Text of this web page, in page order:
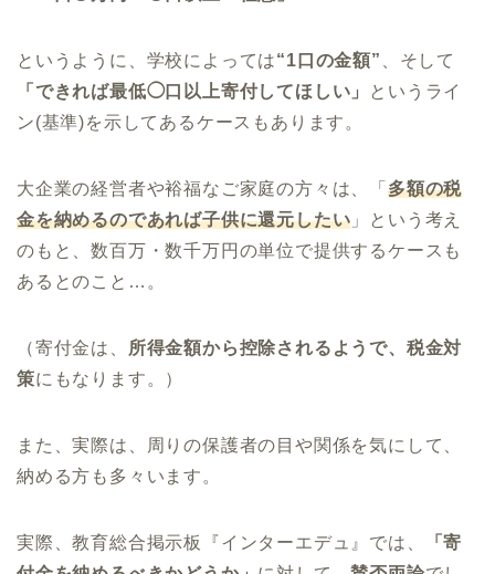
というように、学校によっては“1口の金額”
、そして
「できれば最低◯口以上寄付してほしい」
というライ
ン(基準)を示してあるケースもあります。
大企業の経営者や裕福なご家庭の方々は、「 多額の税
金を納めるのであれば子供に還元したい 」という考え
のもと、数百万・数千万円の単位で提供するケースも
あるとのこと…。
（寄付金は、
所得金額から控除されるようで、税金対
策にもなります。）
また、実際は、周りの保護者の目や関係を気にして、
納める方も多々います。
実際、教育総合掲示板『インターエデュ』では、
「寄